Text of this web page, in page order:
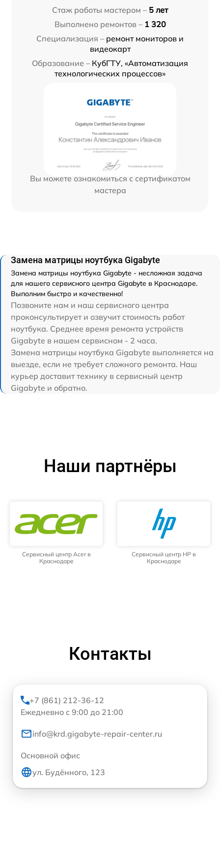
Стаж работы мастером – 5 лет
Выполнено ремонтов – 1 320
Специализация – ремонт мониторов и
видеокарт
Образование – КубГТУ, «Автоматизация
технологических процессов»
Вы можете ознакомиться с сертификатом
мастера
Замена матрицы ноутбука Gigabyte
Замена матрицы ноутбука Gigabyte - несложная задача
для нашего сервисного центра Gigabyte в Краснодаре.
Выполним быстро и качественно!
Позвоните нам и наш сервисного центра
проконсультирует и озвучит стоимость работ
ноутбука. Среднее время ремонта устройств
Gigabyte в нашем сервисном - 2 часа.
Замена матрицы ноутбука Gigabyte выполняется на
выезде, если не требует сложного ремонта. Наш
курьер доставит технику в сервисный центр
Gigabyte и обратно.
Наши партнёры
Сервисный центр Acer в
Краснодаре
Сервисный центр HP в
Краснодаре
Контакты
+7 (861) 212-36-12
Ежедневно с 9:00 до 21:00
info@krd.gigabyte-repair-center.ru
Основной офис
ул. Будённого, 123